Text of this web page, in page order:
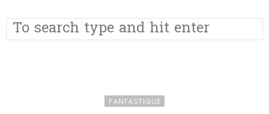
FANTASTIQUE